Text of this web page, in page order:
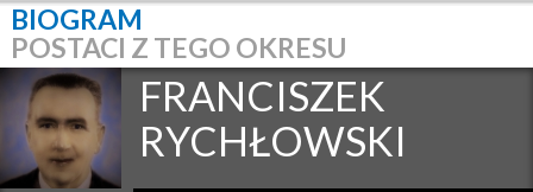
BIOGRAM
POSTACI Z TEGO OKRESU
FRANCISZEK
RYCHŁOWSKI